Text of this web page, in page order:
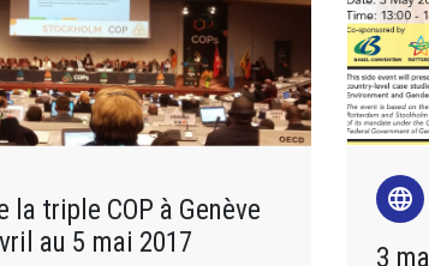
la triple COP à Genève
au 5 mai 2017
language
3